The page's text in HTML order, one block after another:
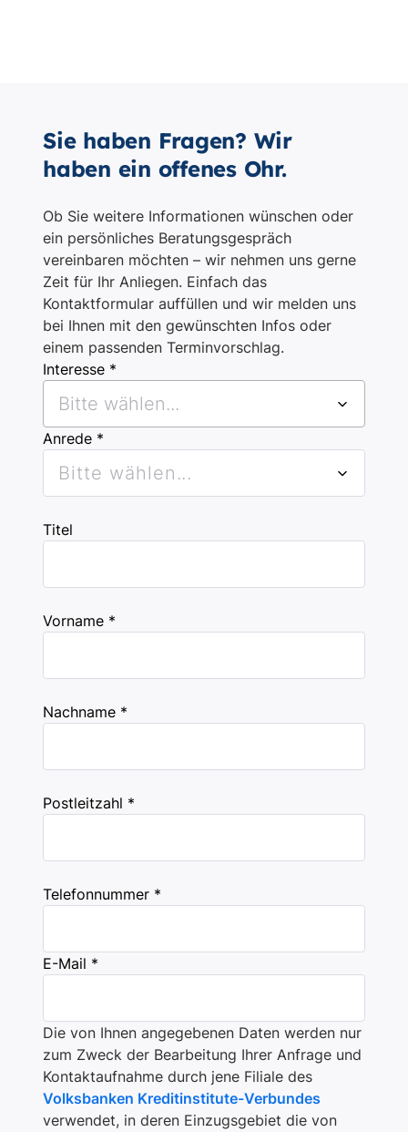
Sie haben Fragen? Wir
haben ein offenes Ohr.
Ob Sie weitere Informationen wünschen oder
ein persönliches Beratungsgespräch
vereinbaren möchten – wir nehmen uns gerne
Zeit für Ihr Anliegen. Einfach das
Kontaktformular auffüllen und wir melden uns
bei Ihnen mit den gewünschten Infos oder
einem passenden Terminvorschlag.
Interesse *
Bitte wählen...
Anrede *
Bitte wählen...
Titel
Vorname *
Nachname *
Postleitzahl *
Telefonnummer *
E-Mail *
Die von Ihnen angegebenen Daten werden nur
zum Zweck der Bearbeitung Ihrer Anfrage und
Kontaktaufnahme durch jene Filiale des
Volksbanken Kreditinstitute-Verbundes
verwendet, in deren Einzugsgebiet die von